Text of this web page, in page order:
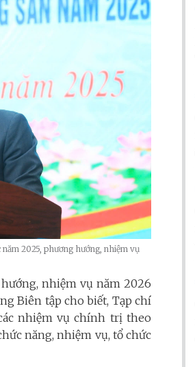
2025, phương hướng, nhiệm vụ
nhiệm vụ năm 2026
Biên tập cho biết, Tạp chí
nhiệm vụ chính trị theo
năng, nhiệm vụ, tổ chức